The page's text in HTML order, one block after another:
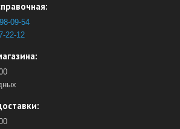
09-54
22-12